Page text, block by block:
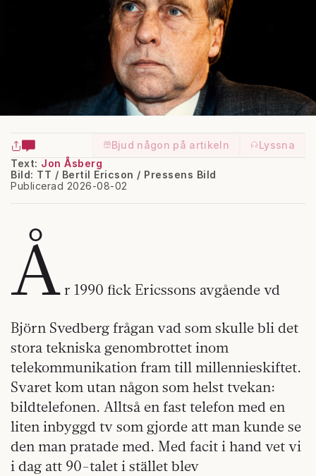
Bjud någon på artikeln
Lyssna
Text: Jon Åsberg
Publicerad 2026-08-02
Bild: TT / Bertil Ericson / Pressens Bild
Å r 1990 fick Ericssons avgående vd
Björn Svedberg frågan vad som skulle bli det
stora tekniska genombrottet inom
telekommunikation fram till millennieskiftet.
Svaret kom utan någon som helst tvekan:
bildtelefonen. Alltså en fast telefon med en
liten inbyggd tv som gjorde att man kunde se
den man pratade med. Med facit i hand vet vi
i dag att 90-talet i stället blev